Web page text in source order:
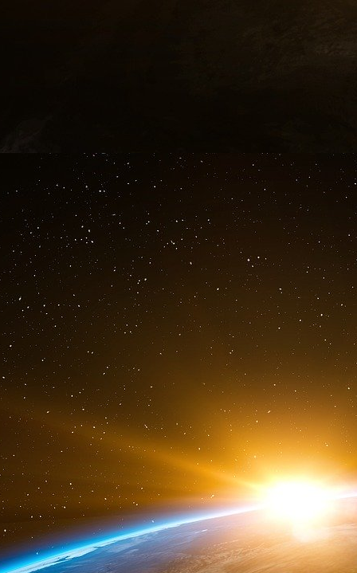
Marlène Schiappa va faire la
prochain
La secrétaire d’État auprès de la Première
solidaire et de la Vie associative sera la
magazine, selon son entourage joint par
Marlène Schiappa, secrétaire d’État
l’Économie sociale et solidaire et de la Vie
jeudi 6 avril, a appris franceinfo auprès de
une information du journal Le Parisien.
sur la liberté des femmes mais aussi le
notamment sur le fait que « la liberté des
l’entendent n’est pas acquise ».
Sur les photos, Marlène Schiappa porte
entourage qui indique par ailleurs qu’elle
couverture du magazine. « Nous avons
d’avoir une communication disruptive »,
qui fait qu’elle a beaucoup de soutiens
Cette interview a été réalisée il y a
« la liberté des femmes en Afghanistan » et
aussi les droits LGBT+ sur la scène